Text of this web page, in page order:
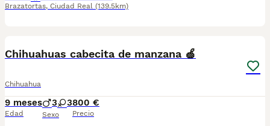
Brazatortas, Ciudad Real (139.5km)
Chihuahuas cabecita de manzana 🍏
Chihuahua
9 meses
Edad
3 3
Sexo
800 €
Precio